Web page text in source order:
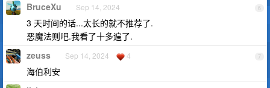
6
BruceXu Sep 14, 2024
3 天时间的话...太长的就不推荐了.
恶魔法则吧.我看了十多遍了.
7
zeuss Sep 14, 2024 4
海伯利安